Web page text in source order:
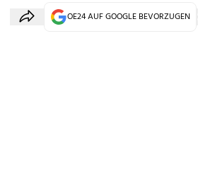
OE24 AUF GOOGLE BEVORZUGEN